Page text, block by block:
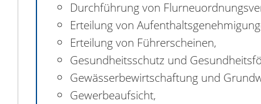
Durchführung von
Erteilung von
Erteilung von Führerscheinen,
Gesundheitsschutz und
Gewässerbewirtschaftung und
Gewerbeaufsicht,